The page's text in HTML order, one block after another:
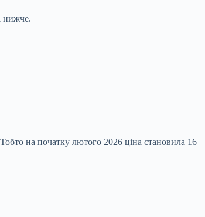
нижче.
на початку лютого 2026 ціна становила 16